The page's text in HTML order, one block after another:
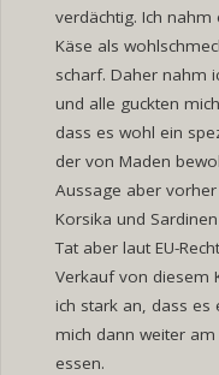
verdächtig. Ich
Käse als
scharf. Daher nahm
und alle guckten
dass es wohl ein
der von Maden
Aussage aber
Korsika und
Tat aber laut EU-
Verkauf von diesem
ich stark an, dass es
mich dann weiter
essen.